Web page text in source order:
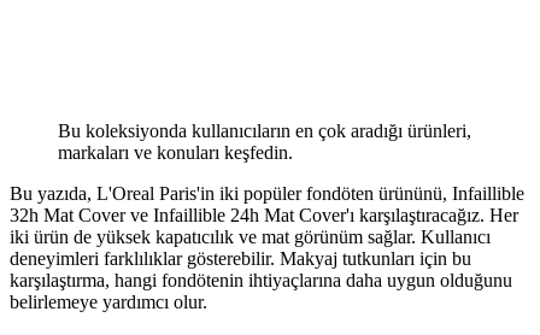
Bu koleksiyonda kullanıcıların en çok aradığı ürünleri,
markaları ve konuları keşfedin.
Bu yazıda, L'Oreal Paris'in iki popüler fondöten ürününü, Infaillible
32h Mat Cover ve Infaillible 24h Mat Cover'ı karşılaştıracağız. Her
iki ürün de yüksek kapatıcılık ve mat görünüm sağlar. Kullanıcı
deneyimleri farklılıklar gösterebilir. Makyaj tutkunları için bu
karşılaştırma, hangi fondötenin ihtiyaçlarına daha uygun olduğunu
belirlemeye yardımcı olur.